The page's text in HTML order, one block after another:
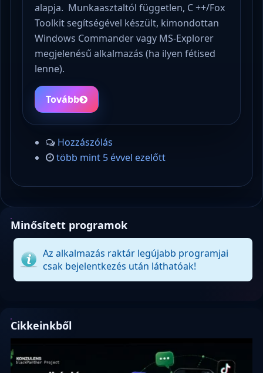
alapja. Munkaasztaltól független, C ++/Fox
Toolkit segítségével készült, kimondottan
Windows Commander vagy MS-Explorer
megjelenésű alkalmazás (ha ilyen fétised
lenne).
Tovább
Hozzászólás
több mint 5 évvel ezelőtt
Minősített programok
Az alkalmazás raktár legújabb programjai
csak bejelentkezés után láthatóak!
Cikkeinkből